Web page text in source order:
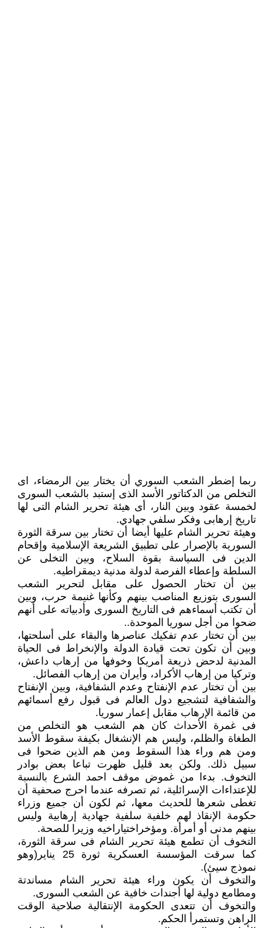
ربما إضطر الشعب السوري أن يختار بين الرمضاء، اى
التخلص من الدكتاتور الأسد الذى إستبد بالشعب السورى
لخمسة عقود وبين النار، أى هيئة تحرير الشام التى لها
تاريخ إرهابى وفكر سلفي جهادي.
وهيئة تحرير الشام عليها أيضا أن تختار بين سرقة الثورة
السورية بالإصرار على تطبيق الشريعة الإسلامية وإقحام
الدين فى السياسة بقوة السلاح، وبين التخلى عن
السلطة وإعطاء الفرصة لدولة مدنية ديمقراطيه.
بين أن تختار الحصول على مقابل لتحرير الشعب
السورى بتوزيع المناصب بينهم وكأنها غنيمة حرب، وبين
أن تكتب أسماءهم فى التاريخ السورى وأدبياته على أنهم
ضحوا من أجل سوريا الموحدة..
بين أن تختار عدم تفكيك عناصرها والبقاء على أسلحتها،
وبين أن تكون تحت قيادة الدولة والإنخراط فى الحياة
المدنية لدحض ذريعة أمريكا وخوفها من إرهاب داعش،
وتركيا من إرهاب الأكراد، وأيران من إرهاب الفصائل.
بين أن تختار عدم الإنفتاح وعدم الشفافية، وبين الإنفتاح
والشفافية لتشجيع دول العالم فى قبول رفع أسمائهم
من قائمة الإرهاب مقابل إعمار سوريا.
فى غمرة الأحداث كان هم الشعب هو التخلص من
الطغاة والظلم، وليس هم الإنشغال بكيفة سقوط الأسد
ومن هم وراء هذا السقوط ومن هم الذين ضحوا فى
سبيل ذلك. ولكن بعد قليل ظهرت تباعا بعض بوادر
التخوف. بدءا من غموض موقف احمد الشرع بالنسبة
للإعتداءات الإسرائلية، ثم تصرفه عندما احرج صحفية أن
تغطى شعرها للحديث معها، ثم لكون أن جميع وزراء
حكومة الإنقاذ لهم خلفية سلفية جهادية إرهابية وليس
بينهم مدنى أو أمرأة. ومؤخراختياراخيه وزيرا للصحة.
التخوف أن تطمع هيئة تحرير الشام فى سرقة الثورة،
كما سرقت المؤسسة العسكرية ثورة 25 يناير(وهو
نموذج سيئ).
والتخوف أن يكون وراء هيئة تحرير الشام مساندتة
ومطامع دولية لها أجندات خافية عن الشعب السورى.
والتخوف أن تتعدى الحكومة الإنتقالية صلاحية الوقت
الراهن وتستمرأ الحكم.